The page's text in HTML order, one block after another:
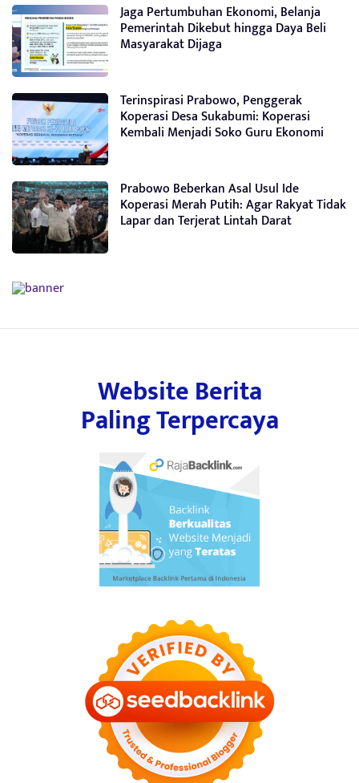
Jaga Pertumbuhan Ekonomi, Belanja
Pemerintah Dikebut hingga Daya Beli
Masyarakat Dijaga
Terinspirasi Prabowo, Penggerak
Koperasi Desa Sukabumi: Koperasi
Kembali Menjadi Soko Guru Ekonomi
Prabowo Beberkan Asal Usul Ide
Koperasi Merah Putih: Agar Rakyat Tidak
Lapar dan Terjerat Lintah Darat
Website Berita
Paling Terpercaya